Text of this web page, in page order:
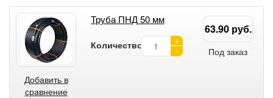
Добавить в
сравнение
Труба ПНД 50 мм
Количество:
+
-
63.90 руб.
Под заказ